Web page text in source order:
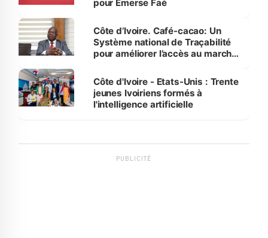
pour Emerse Faé
Côte d’Ivoire. Café-cacao: Un
Système national de Traçabilité
pour améliorer l’accès au marché
Côte d'Ivoire - Etats-Unis : Trente
jeunes Ivoiriens formés à
l'intelligence artificielle
PUBLICITÉ